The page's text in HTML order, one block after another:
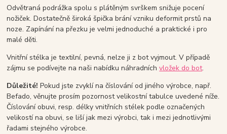
Odvětraná podrážka spolu s plátěným svrškem snižuje pocení
nožiček. Dostatečně široká špička brání vzniku deformit prstů na
noze. Zapínání na přezku je velmi jednoduché a praktické i pro
malé děti.
Vnitřní stélka je textilní, pevná, nelze ji z bot vyjmout. V případě
zájmu se podívejte na naši nabídku náhradníchvložek do bot.
Důležité! Pokud jste zvyklí na číslování od jiného výrobce, např.
Befado, věnujte prosím pozornost velikostní tabulce uvedené níže.
Číslování obuvi, resp. délky vnitřních stélek podle označených
velikostí na obuvi, se liší jak mezi výrobci, tak i mezi jednotlivými
řadami stejného výrobce.